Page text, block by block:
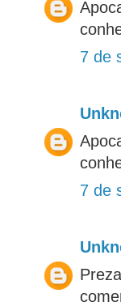
7 de
7 de